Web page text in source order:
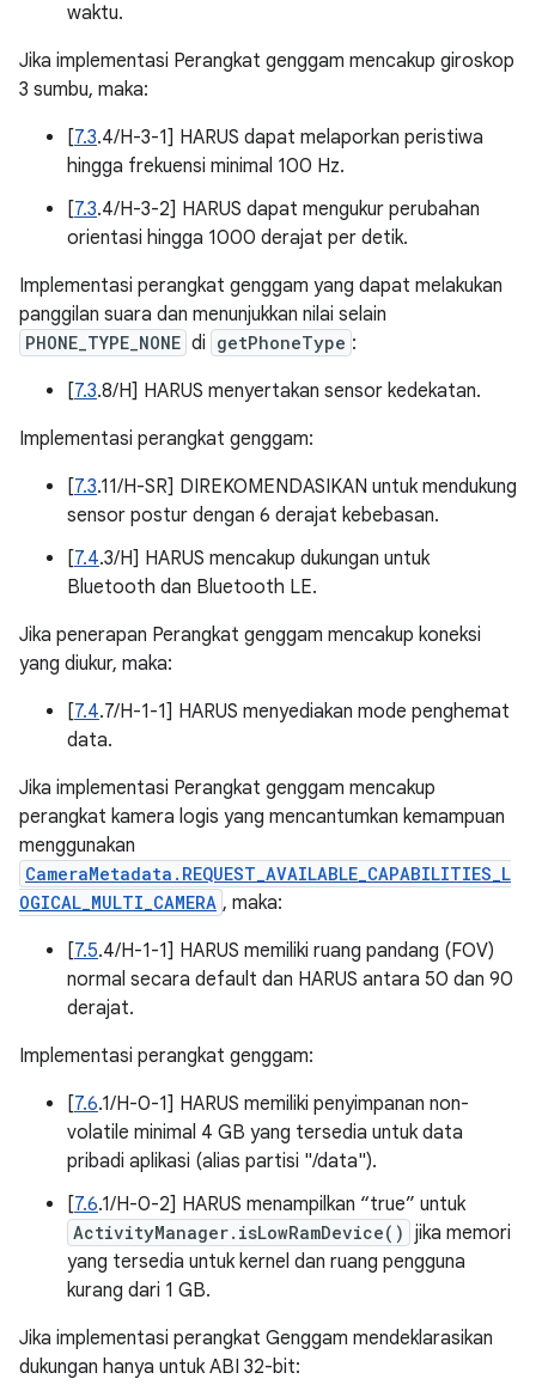
waktu.
Jika implementasi Perangkat genggam mencakup giroskop
3 sumbu, maka:
[7.3.4/H-3-1] HARUS dapat melaporkan peristiwa
hingga frekuensi minimal 100 Hz.
[7.3.4/H-3-2] HARUS dapat mengukur perubahan
orientasi hingga 1000 derajat per detik.
Implementasi perangkat genggam yang dapat melakukan
panggilan suara dan menunjukkan nilai selain
PHONE_TYPE_NONE di getPhoneType :
[7.3.8/H] HARUS menyertakan sensor kedekatan.
Implementasi perangkat genggam:
[7.3.11/H-SR] DIREKOMENDASIKAN untuk mendukung
sensor postur dengan 6 derajat kebebasan.
[7.4.3/H] HARUS mencakup dukungan untuk
Bluetooth dan Bluetooth LE.
Jika penerapan Perangkat genggam mencakup koneksi
yang diukur, maka:
[7.4.7/H-1-1] HARUS menyediakan mode penghemat
data.
Jika implementasi Perangkat genggam mencakup
perangkat kamera logis yang mencantumkan kemampuan
menggunakan
CameraMetadata.REQUEST_AVAILABLE_CAPABILITIES_L
OGICAL_MULTI_CAMERA , maka:
[7.5.4/H-1-1] HARUS memiliki ruang pandang (FOV)
normal secara default dan HARUS antara 50 dan 90
derajat.
Implementasi perangkat genggam:
[7.6.1/H-0-1] HARUS memiliki penyimpanan non-
volatile minimal 4 GB yang tersedia untuk data
pribadi aplikasi (alias partisi "/data").
[7.6.1/H-0-2] HARUS menampilkan “true” untuk
ActivityManager.isLowRamDevice() jika memori
yang tersedia untuk kernel dan ruang pengguna
kurang dari 1 GB.
Jika implementasi perangkat Genggam mendeklarasikan
dukungan hanya untuk ABI 32-bit: